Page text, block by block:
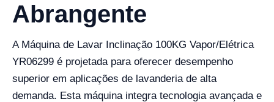
Abrangente
A Máquina de Lavar Inclinação 100KG Vapor/Elétrica
YR06299 é projetada para oferecer desempenho
superior em aplicações de lavanderia de alta
demanda. Esta máquina integra tecnologia avançada e